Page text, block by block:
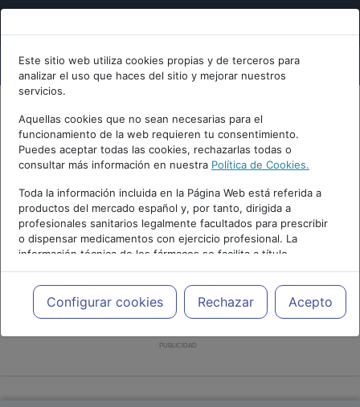
Este sitio web utiliza cookies propias y de terceros para
analizar el uso que haces del sitio y mejorar nuestros
servicios.
Aquellas cookies que no sean necesarias para el
funcionamiento de la web requieren tu consentimiento.
Puedes aceptar todas las cookies, rechazarlas todas o
consultar más información en nuestra Política de Cookies.
Toda la información incluida en la Página Web está referida a
productos del mercado español y, por tanto, dirigida a
profesionales sanitarios legalmente facultados para prescribir
o dispensar medicamentos con ejercicio profesional. La
información técnica de los fármacos se facilita a título
meramente informativo, siendo responsabilidad de los
profesionales facultados prescribir medicamentos y decidir, en
cada caso concreto, el tratamiento más adecuado a las
necesidades del paciente.
Configurar cookies Rechazar Acepto
PUBLICIDAD